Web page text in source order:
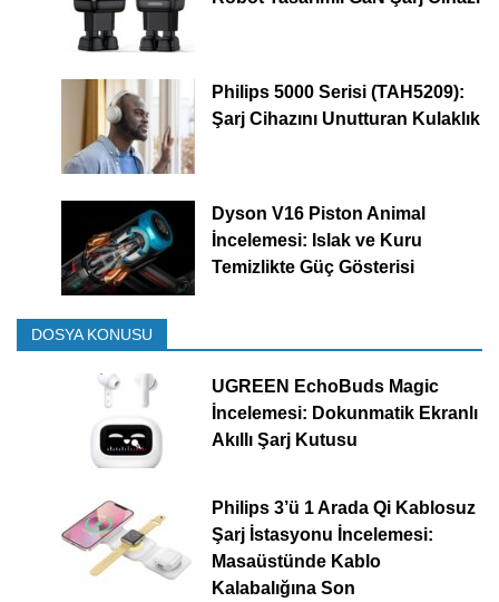
Philips 5000 Serisi (TAH5209):
Şarj Cihazını Unutturan Kulaklık
Dyson V16 Piston Animal
İncelemesi: Islak ve Kuru
Temizlikte Güç Gösterisi
DOSYA KONUSU
UGREEN EchoBuds Magic
İncelemesi: Dokunmatik Ekranlı
Akıllı Şarj Kutusu
Philips 3’ü 1 Arada Qi Kablosuz
Şarj İstasyonu İncelemesi:
Masaüstünde Kablo
Kalabalığına Son